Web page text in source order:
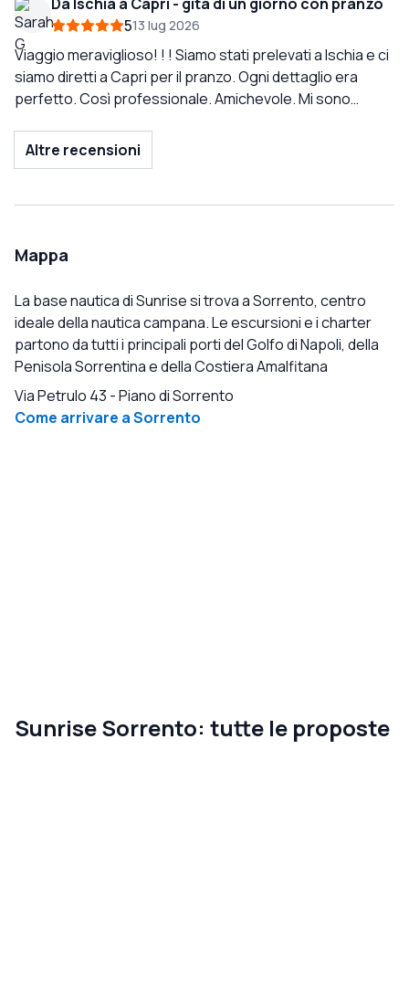
Grazie Simone e Sunrise Sorrento!
513 lug 2026
Viaggio meraviglioso! ! ! Siamo stati prelevati a Ischia e ci
siamo diretti a Capri per il pranzo. Ogni dettaglio era
perfetto. Così professionale. Amichevole. Mi sono
della zona. Semplicemente meraviglioso e ha anticipato
ogni esigenza. Consigliatissimo! Davvero tanto
Altre recensioni
Mappa
La base nautica di Sunrise si trova a Sorrento, centro
ideale della nautica campana. Le escursioni e i charter
partono da tutti i principali porti del Golfo di Napoli, della
Penisola Sorrentina e della Costiera Amalfitana
Via Petrulo 43 -Piano di Sorrento
Come arrivare a Sorrento
Sunrise Sorrento: tutte le proposte